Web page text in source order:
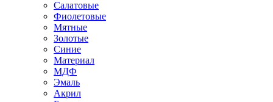
Салатовые
Фиолетовые
Мятные
Золотые
Синие
Материал
МДФ
Эмаль
Акрил